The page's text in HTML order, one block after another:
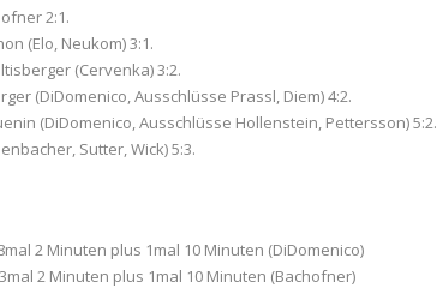
2:1.
(Elo, Neukom) 3:1.
(Cervenka) 3:2.
(DiDomenico, Ausschlüsse Prassl, Diem) 4:2.
(DiDomenico, Ausschlüsse Hollenstein, Pettersson) 5:2.
Sutter, Wick) 5:3.
2 Minuten plus 1mal 10 Minuten (DiDomenico)
2 Minuten plus 1mal 10 Minuten (Bachofner)